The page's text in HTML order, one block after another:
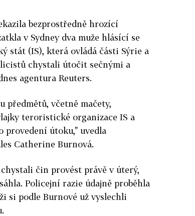
bezprostředně hrozící
v Sydney dva muže hlásící se
stát (IS), která ovládá části Sýrie a
chystali útočit sečnými a
agentura Reuters.
předmětů, včetně mačety,
teroristické organizace IS a
provedení útoku," uvedla
Catherine Burnová.
čin provést právě v úterý,
Policejní razie údajně proběhla
si podle Burnové už vyslechli